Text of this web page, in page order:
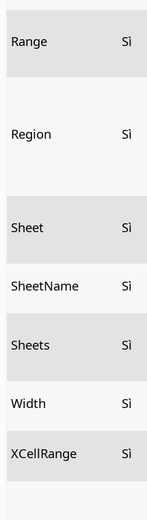
Range Sì
Region Sì
Sheet Sì
SheetName Sì
Sheets Sì
Width Sì
XCellRange Sì